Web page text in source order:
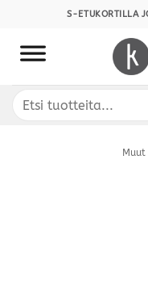
content
S-ETUKORTILLA
Etsi: